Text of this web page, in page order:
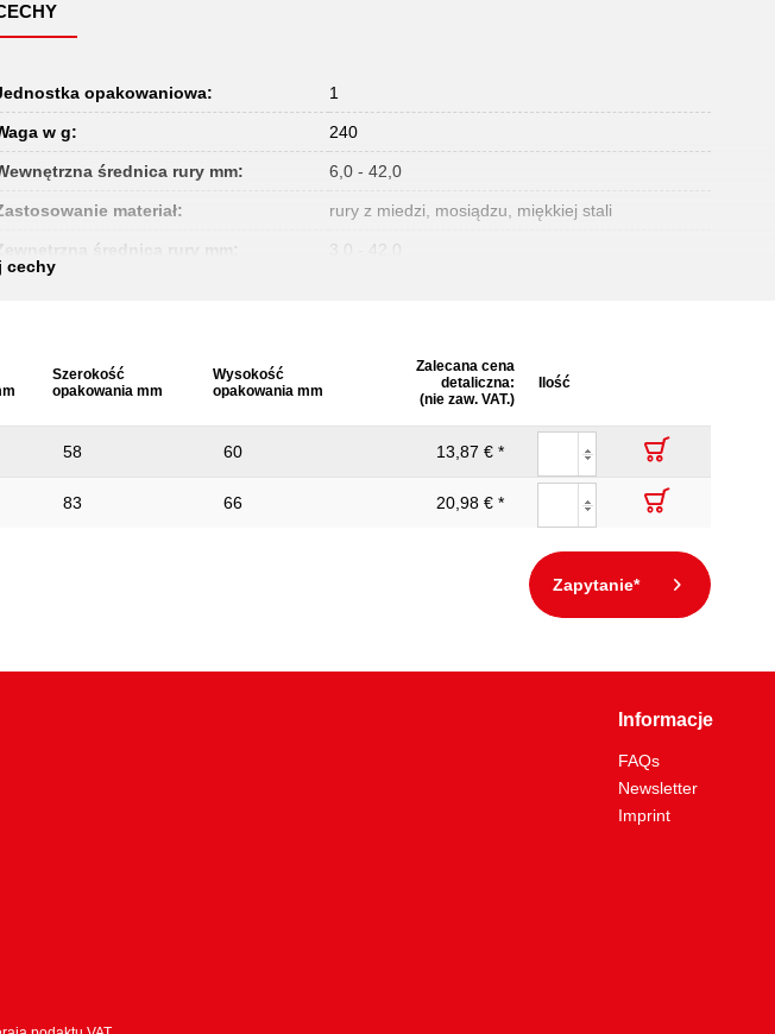
opakowaniowa: 1
w g: 240
średnica rury mm: 6,0 - 42,0
materiał: rury z miedzi, mosiądzu, miękkiej stali
średnica rury mm:
3,0 - 42,0
cechy
Szerokość
opakowania mm
Wysokość
opakowania mm
Zalecana cena
detaliczna:
(nie zaw. VAT.)
Ilość
58 60 13,87 € *
83 66 20,98 € *
Zapytanie*
Informacje
FAQs
Newsletter
Imprint